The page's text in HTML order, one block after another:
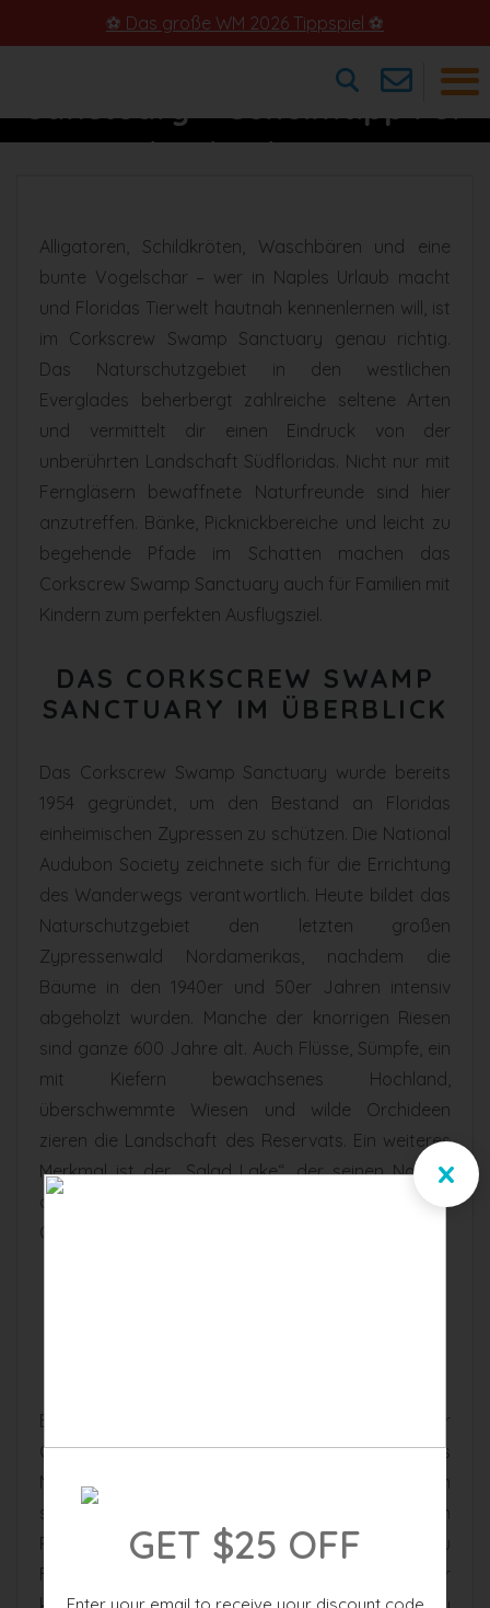
⚽ Das große WM 2026 Tippspiel ⚽
×
Corkscrew Swamp
Sanctuary – Geheimtipp Für
Naturbeobachtungen In
Alligatoren, Schildkröten, Waschbären und eine
bunte Vogelschar – wer in Naples Urlaub macht
und Floridas Tierwelt hautnah kennenlernen will, ist
im Corkscrew Swamp Sanctuary genau richtig.
Das Naturschutzgebiet in den westlichen
Everglades beherbergt zahlreiche seltene Arten
und vermittelt dir einen Eindruck von der
unberührten Landschaft Südfloridas. Nicht nur mit
Ferngläsern bewaffnete Naturfreunde sind hier
anzutreffen. Bänke, Picknickbereiche und leicht zu
begehende Pfade im Schatten machen das
Corkscrew Swamp Sanctuary auch für Familien mit
Kindern zum perfekten Ausflugsziel.
DAS CORKSCREW SWAMP
SANCTUARY IM ÜBERBLICK
Das Corkscrew Swamp Sanctuary wurde bereits
1954 gegründet, um den Bestand an Floridas
einheimischen Zypressen zu schützen. Die National
Audubon Society zeichnete sich für die Errichtung
des Wanderwegs verantwortlich. Heute bildet das
Naturschutzgebiet den letzten großen
Zypressenwald Nordamerikas, nachdem die
Bäume in den 1940er und 50er Jahren intensiv
abgeholzt wurden. Manche der knorrigen Riesen
sind ganze 600 Jahre alt. Auch Flüsse, Sümpfe, ein
mit Kiefern bewachsenes Hochland,
überschwemmte Wiesen und wilde Orchideen
zieren die Landschaft des Reservats. Ein weiteres
Merkmal ist der „Salad Lake“, der seinen Namen
den Salatblatt-ähnlichen Hyazinthen auf seiner
Oberfläche verdankt.
Erste Anlaufstelle ist das Blair Audubon Visitor
Center. Hier informiert dich ein Film über das
Naturschutzgebiet, und in einem Glastank lassen
sich Baby-Alligatoren betrachten. Neben
Postkarten, Souvenirs, T-Shirts und Büchern zu
Floridas Natur kannst du dort auch Ferngläser
x
GET $25 OFF
Enter your email to receive your discount code